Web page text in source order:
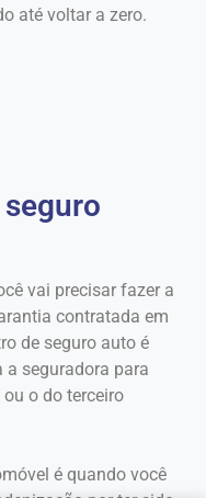
até voltar a zero.
vai precisar fazer a
contratada em
de seguro auto é
a seguradora para
o do terceiro
é quando você